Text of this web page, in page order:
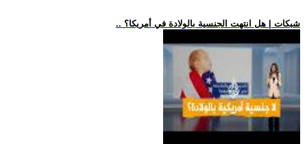
.. شبكات | هل انتهت الجنسية بالولادة في أمريكا؟